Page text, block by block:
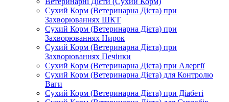
Сухий Корм (Ветеринарна Дієта) при
Захворюваннях ШКТ
Сухий Корм (Ветеринарна Дієта) при
Захворюваннях Нирок
Сухий Корм (Ветеринарна Дієта) при
Захворюваннях Печінки
Сухий Корм (Ветеринарна Дієта) при Алергії
Сухий Корм (Ветеринарна Дієта) для Контролю
Ваги
Сухий Корм (Ветеринарна Дієта) при Діабеті